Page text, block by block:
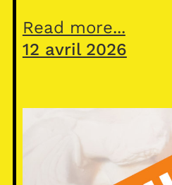
Read more...
12 avril 2026